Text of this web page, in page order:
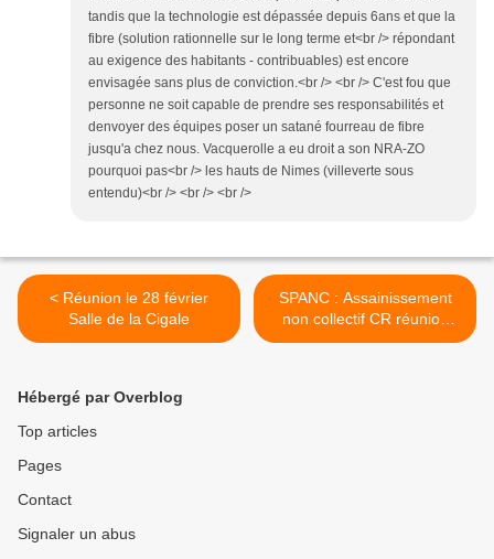
tandis que la technologie est dépassée depuis 6ans et que la
fibre (solution rationnelle sur le long terme et<br /> répondant
au exigence des habitants - contribuables) est encore
envisagée sans plus de conviction.<br /> <br /> C'est fou que
personne ne soit capable de prendre ses responsabilités et
denvoyer des équipes poser un satané fourreau de fibre
jusqu'a chez nous. Vacquerolle a eu droit a son NRA-ZO
pourquoi pas<br /> les hauts de Nimes (villeverte sous
entendu)<br /> <br /> <br />
< Réunion le 28 février
Salle de la Cigale
SPANC : Assainissement
non collectif CR réunion
7/02/11 >
Hébergé par Overblog
Top articles
Pages
Contact
Signaler un abus